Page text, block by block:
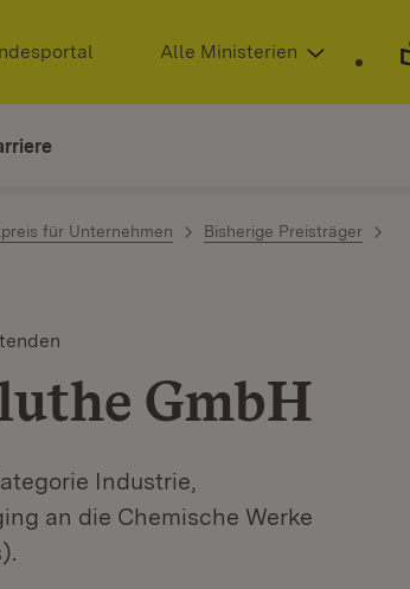
(Öffnet in neuem Fenster)
Alle Ministerien
für Unternehmen
Bisherige Preisträger
GmbH
Industrie,
an die Chemische Werke